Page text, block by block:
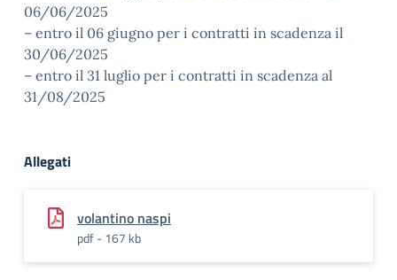
06/06/2025
– entro il 06 giugno per i contratti in scadenza il
30/06/2025
– entro il 31 luglio per i contratti in scadenza al
31/08/2025
Allegati
volantino naspi
pdf - 167 kb